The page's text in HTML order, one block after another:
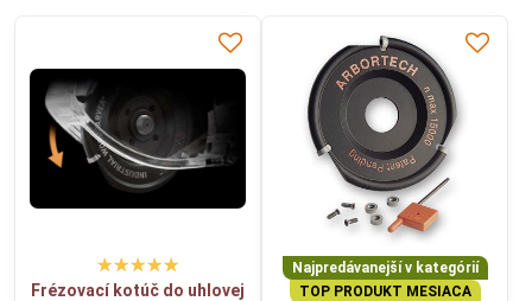
Frézovací kotúč do uhlovej
Najpredávanejší v kategórií
TOP PRODUKT MESIACA